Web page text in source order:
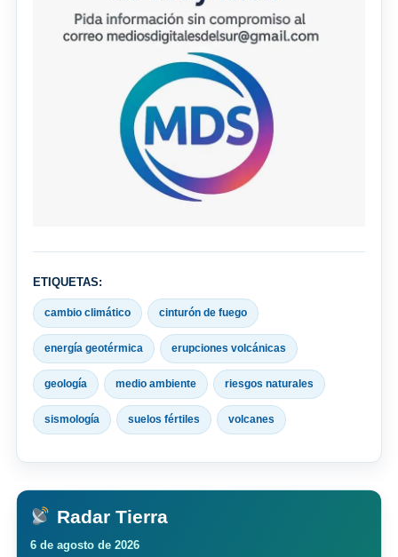
ETIQUETAS:
cambio climático cinturón de fuego
energía geotérmica erupciones volcánicas
geología medio ambiente riesgos naturales
sismología suelos fértiles volcanes
Radar Tierra
6 de agosto de 2026